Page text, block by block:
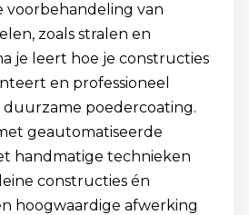
voorbehandeling van
zoals stralen en
je leert hoe je constructies
en professioneel
duurzame poedercoating.
geautomatiseerde
handmatige technieken
constructies én
hoogwaardige afwerking